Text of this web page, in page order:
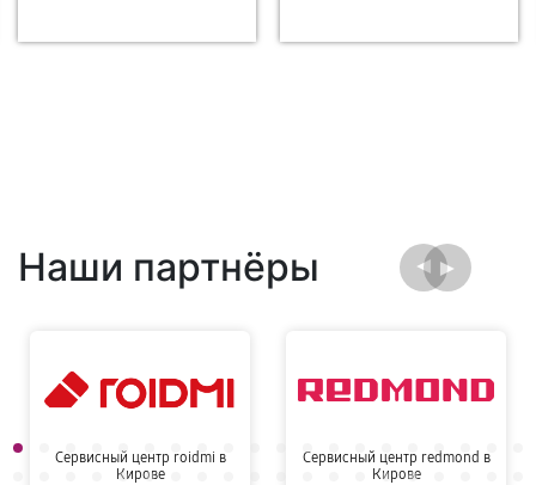
Наши партнёры
Сервисный центр roidmi в
Кирове
Сервисный центр redmond в
Кирове